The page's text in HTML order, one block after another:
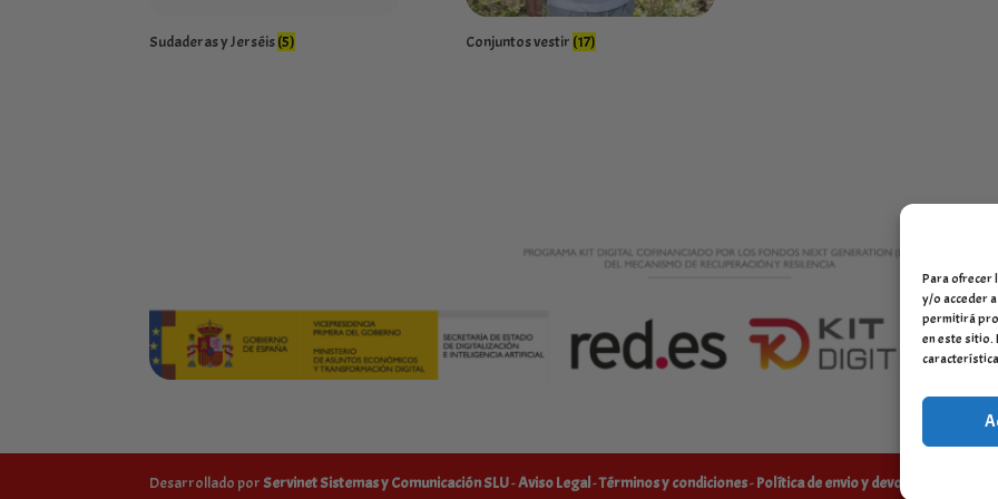
Para ofrecer
y/o acceder
permitirá
en este sitio.
Sudaderas y Jerséis(5) Conjuntos vestir (17)
Desarrollado porServinet Sistemas y Comunicación SLU-Aviso Legal-Términos y condiciones-Política de envio y devoluciones